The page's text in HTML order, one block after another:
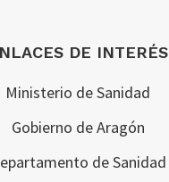
DE INTERÉS
Ministerio de Sanidad
Gobierno de Aragón
de Sanidad